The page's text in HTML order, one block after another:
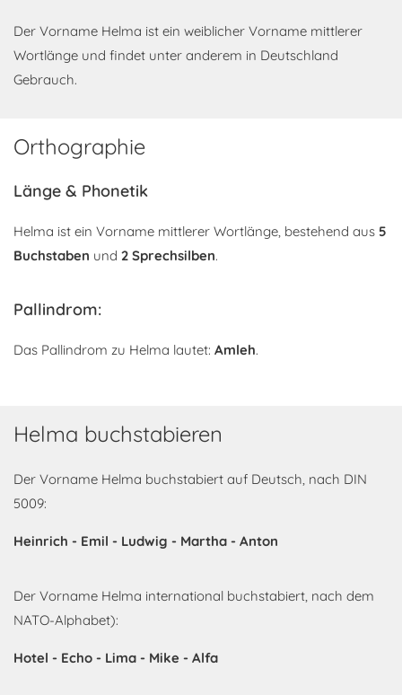
Der Vorname Helma ist ein weiblicher Vorname mittlerer
Wortlänge und findet unter anderem in Deutschland
Gebrauch.
Orthographie
Länge & Phonetik
Helma ist ein Vorname mittlerer Wortlänge, bestehend aus 5
Buchstaben und 2 Sprechsilben.
Pallindrom:
Das Pallindrom zu Helma lautet: Amleh.
Helma buchstabieren
Der Vorname Helma buchstabiert auf Deutsch, nach DIN
5009:
Heinrich - Emil - Ludwig - Martha - Anton
Der Vorname Helma international buchstabiert, nach dem
NATO-Alphabet):
Hotel - Echo - Lima - Mike - Alfa